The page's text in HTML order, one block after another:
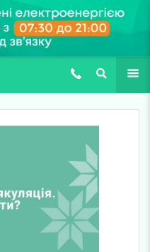
(067) 127-03-03
ПОШУК ЩЕ